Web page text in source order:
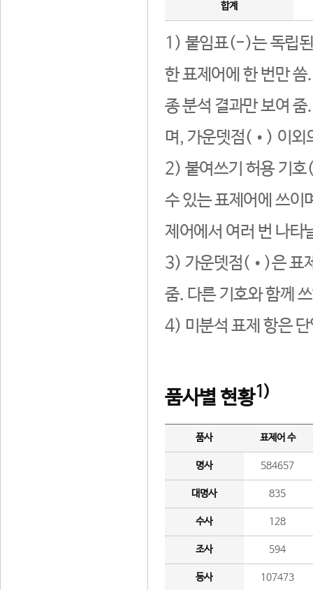
합계
1) 붙임표(-)는 독립된
한 표제어에 한 번만
종 분석 결과만 보여
며, 가운뎃점(•) 이외
2) 붙여쓰기 허용 기호
수 있는 표제어에 쓰이
제어에서 여러 번 나타
3) 가운뎃점(•)은 표
줌. 다른 기호와 함께
4) 미분석 표제 항은
품사별 현황1)
품사 표제어 수
명사 584657
대명사 835
수사 128
조사 594
동사 107473